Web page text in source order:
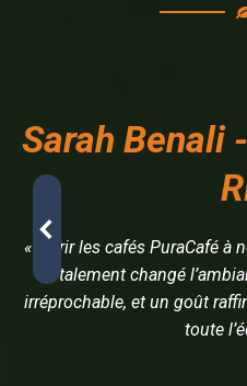
Sarah Benali
« Offrir les cafés PuraCafé à
totalement changé
irréprochable, et un goût
toute